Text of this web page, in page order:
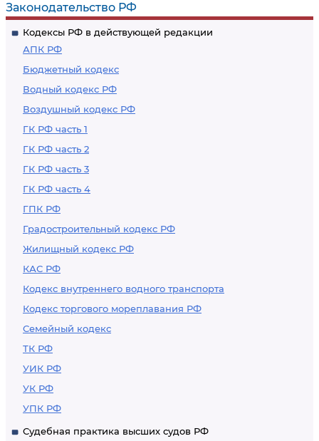
Законодательство РФ
Кодексы РФ в действующей редакции
АПК РФ
Бюджетный кодекс
Водный кодекс РФ
Воздушный кодекс РФ
ГК РФ часть 1
ГК РФ часть 2
ГК РФ часть 3
ГК РФ часть 4
ГПК РФ
Градостроительный кодекс РФ
Жилищный кодекс РФ
КАС РФ
Кодекс внутреннего водного транспорта
Кодекс торгового мореплавания РФ
Семейный кодекс
ТК РФ
УИК РФ
УК РФ
УПК РФ
Судебная практика высших судов РФ
путевок на
проводимые
организациями
исполнительских
искусств и музеями
зрелищные
мероприятия